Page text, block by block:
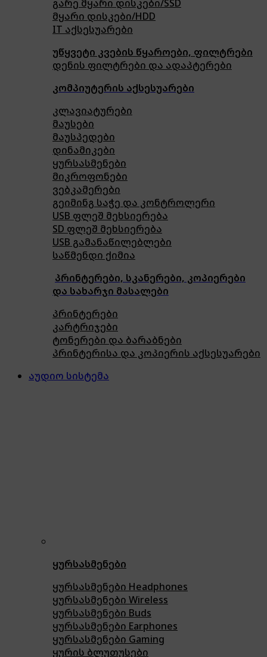
გარე მყარი დისკები/SSD
მყარი დისკები/HDD
IT აქსესუარები
უწყვეტი კვების წყაროები, ფილტრები
დენის ფილტრები და ადაპტერები
კომპიუტერის აქსესუარები
კლავიატურები
მაუსები
მაუსპედები
დინამიკები
ყურსასმენები
მიკროფონები
ვებკამერები
გეიმინგ საჭე და კონტროლერი
USB ფლეშ მეხსიერება
SD ფლეშ მეხსიერება
USB გამანაწილებლები
საწმენდი ქიმია
პრინტერები, სკანერები, კოპიერები
და სახარჯი მასალები
პრინტერები
კარტრიჯები
ტონერები და ბარაბნები
პრინტერისა და კოპიერის აქსესუარები
აუდიო სისტემა
ყურსასმენები
ყურსასმენები Headphones
ყურსასმენები Wireless
ყურსასმენები Buds
ყურსასმენები Earphones
ყურსასმენები Gaming
ყურის ბლუთუსები